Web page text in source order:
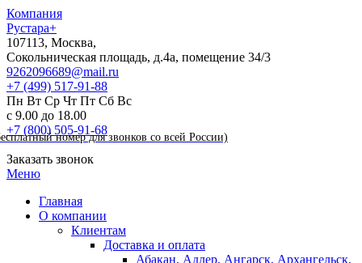
Компания
Рустара+
107113, Москва,
Сокольническая площадь, д.4а, помещение 34/3
9262096689@mail.ru
+7 (499) 517-91-88
Пн Вт Ср Чт Пт Сб Вс
с 9.00 до 18.00
+7 (800)505-91-68
номер для звонков со всей России)
Заказать звонок
Меню
Главная
О компании
Клиентам
Доставка и оплата
Абакан, Адлер, Ангарск, Архангельск,